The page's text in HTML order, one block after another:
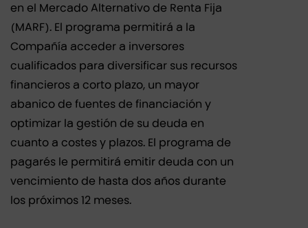
en el Mercado Alternativo de Renta Fija
(MARF). El programa permitirá a la
Compañía acceder a inversores
cualificados para diversificar sus recursos
financieros a corto plazo, un mayor
abanico de fuentes de financiación y
optimizar la gestión de su deuda en
cuanto a costes y plazos. El programa de
pagarés le permitirá emitir deuda con un
vencimiento de hasta dos años durante
los próximos 12 meses.